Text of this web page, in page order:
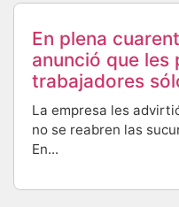
En plena
anunció que les
trabajadores
La empresa les
no se reabren las
En...